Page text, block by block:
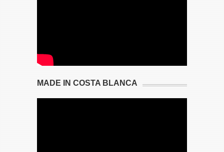
MADE IN COSTA BLANCA